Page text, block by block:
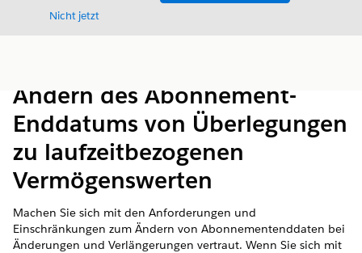
Nicht jetzt
Ändern des Abonnement-
Enddatums von Überlegungen
zu laufzeitbezogenen
Vermögenswerten
Machen Sie sich mit den Anforderungen und
Einschränkungen zum Ändern von Abonnementenddaten bei
Änderungen und Verlängerungen vertraut. Wenn Sie sich mit